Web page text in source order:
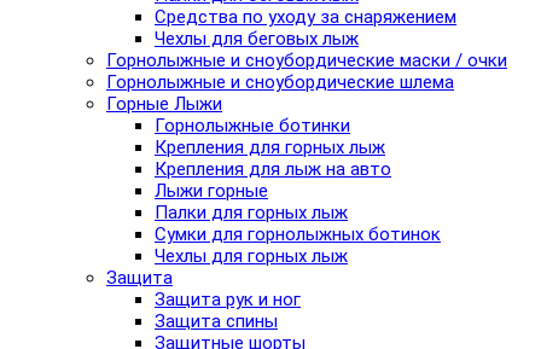
Средства по уходу за снаряжением
Чехлы для беговых лыж
Горнолыжные и сноубордические маски / очки
Горнолыжные и сноубордические шлема
Горные Лыжи
Горнолыжные ботинки
Крепления для горных лыж
Крепления для лыж на авто
Лыжи горные
Палки для горных лыж
Сумки для горнолыжных ботинок
Чехлы для горных лыж
Защита
Защита рук и ног
Защита спины
Защитные шорты